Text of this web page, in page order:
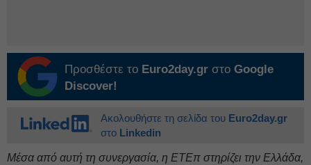
Προσθέστε το Euro2day.gr στο Google
Discover!
Ακολουθήστε τη σελίδα του Euro2day.gr
στο Linkedin
Μέσα από αυτή τη συνεργασία, η ΕΤΕπ στηρίζει την Ελλάδα,